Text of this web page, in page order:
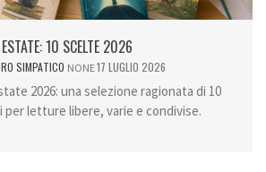
10 SCELTE 2026
SIMPATICO NONE17 LUGLIO 2026
2026: una selezione ragionata di 10
per letture libere, varie e condivise.